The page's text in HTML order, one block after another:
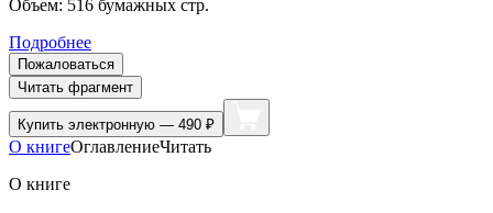
Объем: 516 бумажных стр.
Подробнее
Пожаловаться
Читать фрагмент
Купить электронную — 490 ₽
О книгеОглавлениеЧитать
О книге